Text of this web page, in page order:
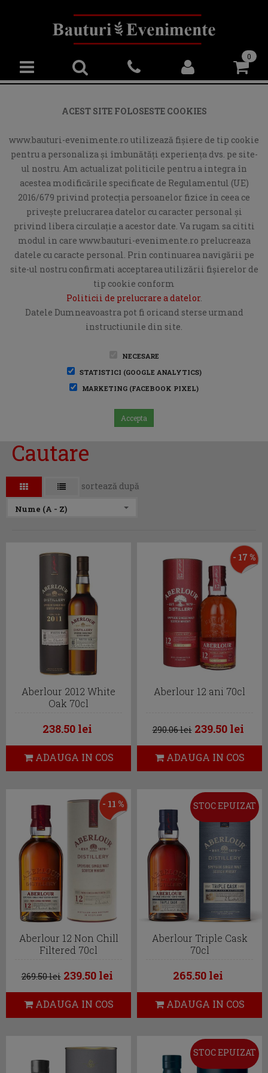
0
ACEST SITE FOLOSESTE COOKIES
www.bauturi-evenimente.ro utilizează fişiere de tip cookie
pentru a personaliza și îmbunătăți experiența dvs. pe site-
ul nostru. Am actualizat politicile pentru a integra în
acestea modificările specificate de Regulamentul (UE)
2016/679 privind protecția persoanelor fizice în ceea ce
privește prelucrarea datelor cu caracter personal și
privind libera circulație a acestor date. Va rugam sa cititi
modul in care www.bauturi-evenimente.ro prelucreaza
datele cu caracte personal. Prin continuarea navigării pe
site-ul nostru confirmati acceptarea utilizării fişierelor de
tip cookie conform
Politicii de prelucrare a datelor.
Datele Dumneavoastra pot fi oricand sterse urmand
instructiunile din site.
NECESARE
STATISTICI (GOOGLE ANALYTICS)
MARKETING (FACEBOOK PIXEL)
Accepta
Cautare
sortează după
Nume (A - Z)
Aberlour 2012 White
Oak 70cl
238.50 lei
ADAUGA IN COS
- 17 %
Aberlour 12 ani 70cl
290.06 lei 239.50 lei
ADAUGA IN COS
- 11 %
Aberlour 12 Non Chill
Filtered 70cl
269.50 lei 239.50 lei
ADAUGA IN COS
STOC EPUIZAT
Aberlour Triple Cask
70cl
265.50 lei
ADAUGA IN COS
STOC EPUIZAT